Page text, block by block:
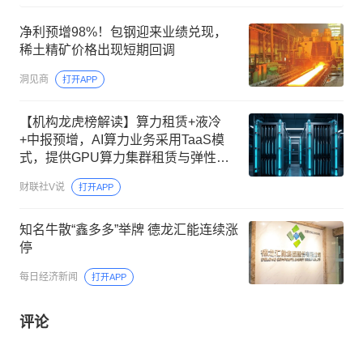
净利预增98%！包钢迎来业绩兑现，
稀土精矿价格出现短期回调
洞见商 打开APP
【机构龙虎榜解读】算力租赁+液冷
+中报预增，AI算力业务采用TaaS模
式，提供GPU算力集群租赁与弹性推
理算力服务，在手算力、存储类3-5年
期长期框架订单规模超150亿元，这家
财联社V说 打开APP
知名牛散“鑫多多”举牌 德龙汇能连续涨
停
每日经济新闻 打开APP
评论